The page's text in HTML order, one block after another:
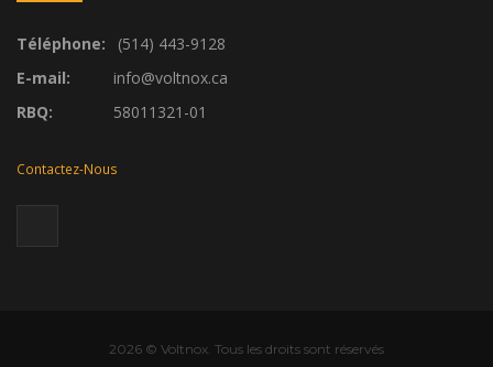
Téléphone:
(514) 443-9128
E-mail:
info@voltnox.ca
RBQ:
58011321-01
Contactez-Nous
2026© Voltnox. Tous les droits sont réservés